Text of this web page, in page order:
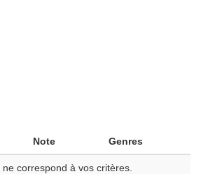
Note Genres
correspond à vos critères.